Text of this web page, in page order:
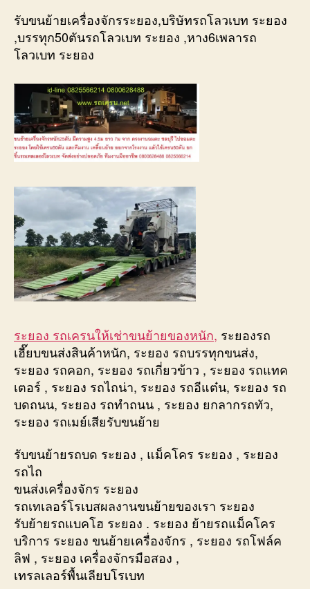
รับขนย้ายเครื่องจักรระยอง,บริษัทรถโลวเบท ระยอง
,บรรทุก50ตันรถโลวเบท ระยอง ,หาง6เพลารถ
โลวเบท ระยอง
ระยอง รถเครนให้เช่าขนย้ายของหนัก, ระยองรถ
เฮี๊ยบขนส่งสินค้าหนัก, ระยอง รถบรรทุกขนส่ง,
ระยอง รถคอก, ระยอง รถเกี่ยวข้าว , ระยอง รถแทค
เตอร์ , ระยอง รถไถน่า, ระยอง รถอีแต๋น, ระยอง รถ
บดถนน, ระยอง รถทำถนน , ระยอง ยกลากรถทัว,
ระยอง รถเมย์เสียรับขนย้าย
รับขนย้ายรถบด ระยอง , แม็คโคร ระยอง , ระยอง
รถไถ
ขนส่งเครื่องจักร ระยอง
รถเทเลอร์โรเบสผลงานขนย้ายของเรา ระยอง
รับย้ายรถแบคโฮ ระยอง . ระยอง ย้ายรถแม็คโคร
บริการ ระยอง ขนย้ายเครื่องจักร , ระยอง รถโฟล์ค
ลิฟ , ระยอง เครื่องจักรมือสอง ,
เทรลเลอร์พื้นเลียบโรเบท